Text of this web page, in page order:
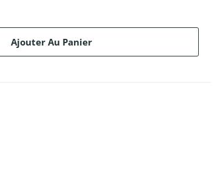
Ajouter Au Panier